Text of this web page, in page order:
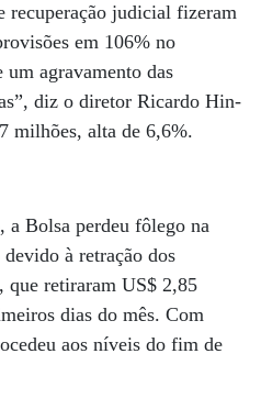
recuperação judicial fizeram
em 106% no
agravamento das
diz o diretor Ricardo Hin-
milhões, alta de 6,6%.
a Bolsa perdeu fôlego na
à retração dos
que retiraram US$ 2,85
dias do mês. Com
aos níveis do fim de